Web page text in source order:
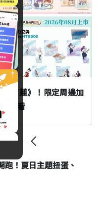
莉蓮》！限定周邊加
次看
！夏日主題扭蛋、
開賣！早鳥優惠83
一次看